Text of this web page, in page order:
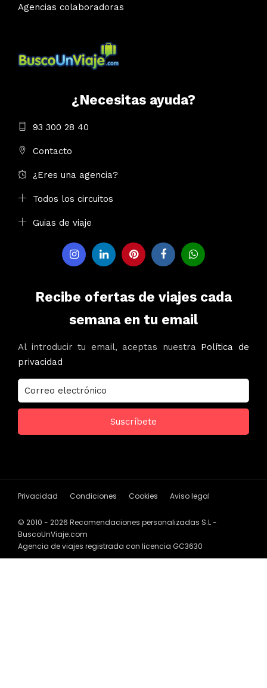
Agencias colaboradoras
¿Necesitas ayuda?
93 300 28 40
Contacto
¿Eres una agencia?
Todos los circuitos
Guias de viaje
Recibe ofertas de viajes cada
semana en tu email
Al introducir tu email, aceptas nuestra Política de
privacidad
Privacidad Condiciones Cookies Aviso legal
© 2010 - 2026 Recomendaciones personalizadas S.L -
BuscoUnViaje.com
Agencia de viajes registrada con licencia GC3630